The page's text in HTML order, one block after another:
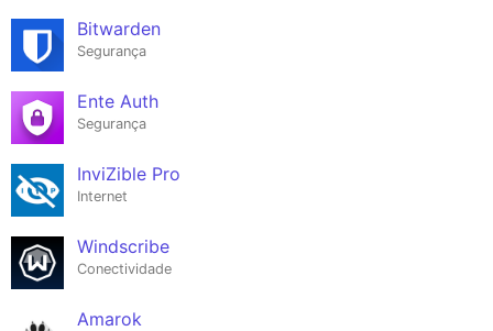
Bitwarden
Segurança
Ente Auth
Segurança
InviZible Pro
Internet
Windscribe
Conectividade
Amarok